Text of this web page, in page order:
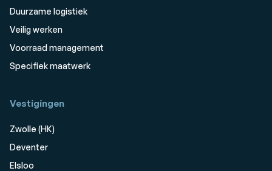
Duurzame logistiek
Veilig werken
Voorraad management
Specifiek maatwerk
Vestigingen
Zwolle (HK)
Deventer
Elsloo